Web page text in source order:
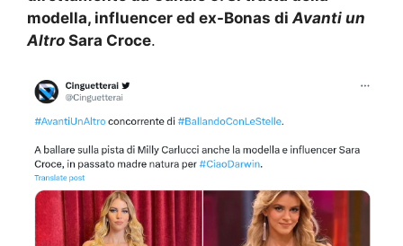
modella, influencer ed ex-Bonas di Avanti un
Altro Sara Croce.